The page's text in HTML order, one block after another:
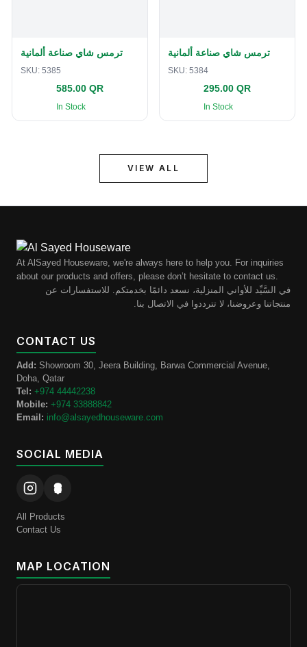
ترمس شاي صناعة ألمانية
SKU: 5385
585.00 QR
In Stock
ترمس شاي صناعة ألمانية
SKU: 5384
295.00 QR
In Stock
VIEW ALL
At AlSayed Houseware, we're always here to help you. For inquiries
about our products and offers, please don’t hesitate to contact us.
في السَّيِّد للأواني المنزلية، نسعد دائمًا بخدمتكم. للاستفسارات عن
منتجاتنا وعروضنا، لا تترددوا في الاتصال بنا.
CONTACT US
Add: Showroom 30, Jeera Building, Barwa Commercial Avenue,
Doha, Qatar
Tel: +974 44442238
Mobile: +974 33888842
Email: info@alsayedhouseware.com
SOCIAL MEDIA
All Products
Contact Us
MAP LOCATION